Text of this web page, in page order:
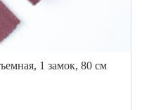
1 замок, 80 см